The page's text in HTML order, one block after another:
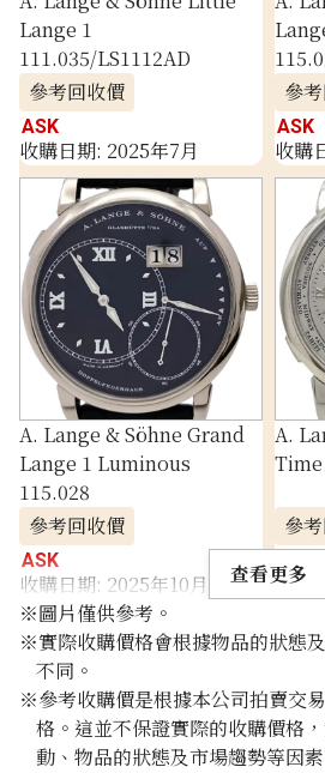
Lange 1
111.035/LS1112AD
參考回收價
ASK
收購日期: 2025年7月
參
ASK
收購
A. Lange & Söhne Grand
Lange 1 Luminous
115.028
參考回收價
ASK
收購日期: 2025年10月
A.
Time
參
ASK
收購
查看更多
※圖片僅供參考。
※實際收購價格會根據物品的狀態
不同。
※參考收購價是根據本公司拍賣交
格。這並不保證實際的收購價格
動、物品的狀態及市場趨勢等因